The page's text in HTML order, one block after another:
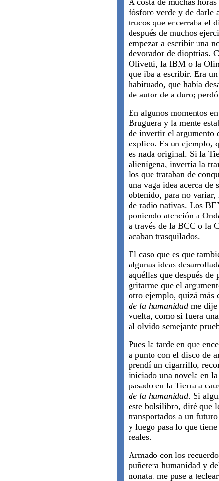
A costa de muchas
fósforo verde y de darle
trucos que encerraba el
después de muchos
empezar a escribir una
devorador de dioptrías.
Olivetti, la IBM o la
que iba a escribir. Era
habituado, que había
de autor de a duro;
En algunos momentos
Bruguera y la mente
de invertir el argumento
explico. Es un ejemplo,
es nada original. Si la
alienígena, invertía la
los que trataban de
una vaga idea acerca de
obtenido, para no variar,
de radio nativas. Los
poniendo atención a
a través de la BCC o la
acaban trasquilados.
El caso que es que
algunas ideas
aquéllas que después
gritarme que el
otro ejemplo, quizá más
de la humanidad me dije
vuelta, como si fuera
al olvido semejante
Pues la tarde en que
a punto con el disco de
prendí un cigarrillo,
iniciado una novela en
pasado en la Tierra a
de la humanidad. Si
este bolsilibro, diré que
transportados a un
y luego pasa lo que
reales.
Armado con los
puñetera humanidad y
nonata, me puse a